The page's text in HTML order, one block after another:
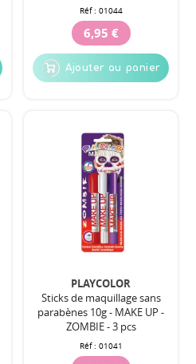
Réf : 01044
6,95 €
Ajouter au panier
PLAYCOLOR
Sticks de maquillage sans
parabènes 10g - MAKE UP -
ZOMBIE - 3 pcs
Réf : 01041